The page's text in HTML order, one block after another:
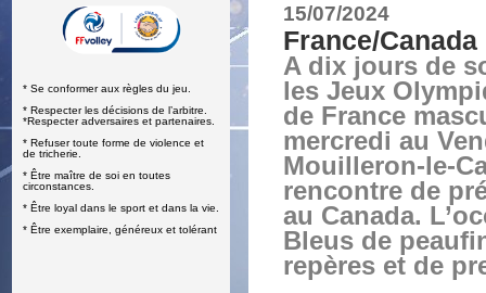
* Se conformer aux règles du jeu.
* Respecter les décisions de l’arbitre.
*Respecter adversaires et partenaires.
* Refuser toute forme de violence et
de tricherie.
* Être maître de soi en toutes
circonstances.
* Être loyal dans le sport et dans la vie.
* Être exemplaire, généreux et tolérant
15/07/2024
France/
A dix jours de
les Jeux
de France
mercredi au
Mouilleron-le-
rencontre de
au Canada.
Bleus de
repères et de